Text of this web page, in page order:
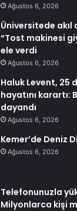
Ağustos 6, 2026
Üniversitede akıl
“Tost makinesi
ele verdi
Ağustos 6, 2026
Haluk Levent, 25
hayatını karartı:
dayandı
Ağustos 6, 2026
Kemer’de Deniz
Ağustos 6, 2026
Telefonunuzla
Milyonlarca kişi